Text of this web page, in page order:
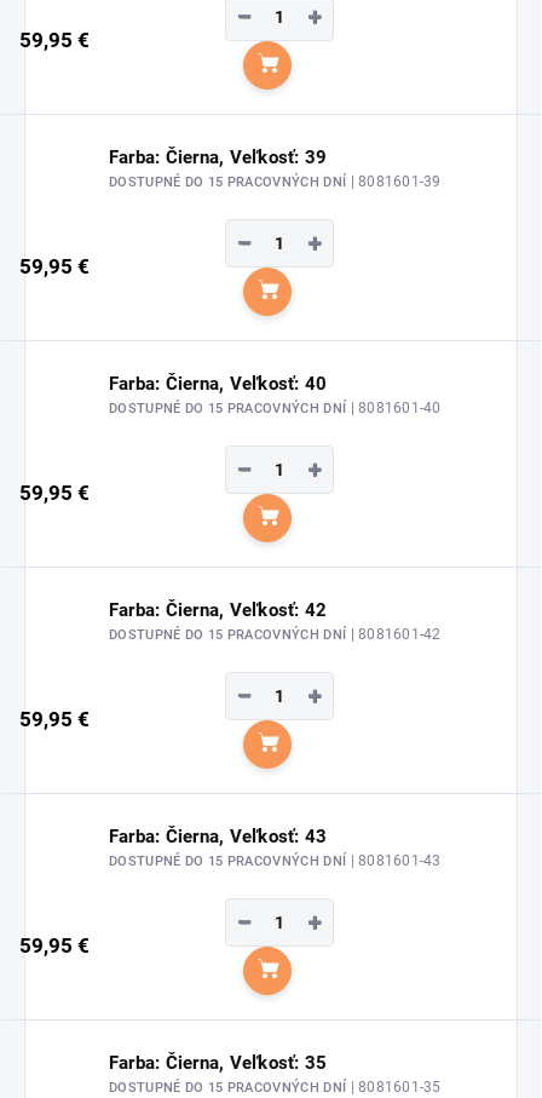
59,95 €
+
−
Do košíka
Farba: Čierna, Veľkosť: 39
DOSTUPNÉ DO 15 PRACOVNÝCH DNÍ | 8081601-39
59,95 €
+
−
Do košíka
Farba: Čierna, Veľkosť: 40
DOSTUPNÉ DO 15 PRACOVNÝCH DNÍ | 8081601-40
59,95 €
+
−
Do košíka
Farba: Čierna, Veľkosť: 42
DOSTUPNÉ DO 15 PRACOVNÝCH DNÍ | 8081601-42
59,95 €
+
−
Do košíka
Farba: Čierna, Veľkosť: 43
DOSTUPNÉ DO 15 PRACOVNÝCH DNÍ | 8081601-43
59,95 €
+
−
Do košíka
Farba: Čierna, Veľkosť: 35
DOSTUPNÉ DO 15 PRACOVNÝCH DNÍ | 8081601-35